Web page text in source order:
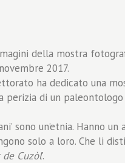
della mostra
2017.
ha dedicato una
perizia di un
sono un’etnia. Hanno
solo a loro. Che li
Cuzòl’.